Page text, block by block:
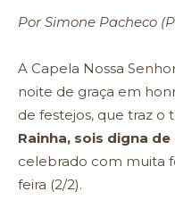
Por Simone Pacheco
A Capela Nossa
noite de graça em
de festejos, que traz o
Rainha, sois digna
celebrado com muita
feira (2/2).